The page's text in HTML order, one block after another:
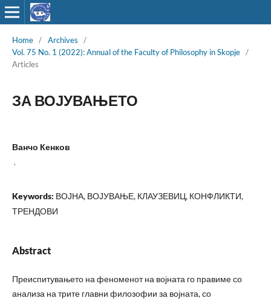
Home / Archives
/
Vol. 75 No. 1 (2022): Annual of the Faculty of Philosophy in Skopje /
Articles
ЗА ВОЈУВАЊЕТО
Ванчо Кенков
,
Keywords: ВОЈНА, ВОЈУВАЊЕ, КЛАУЗЕВИЦ, КОНФЛИКТИ,
ТРЕНДОВИ
Abstract
Преиспитувањето на феноменот на војната го правиме со
анализа на трите главни филозофии за војната, со